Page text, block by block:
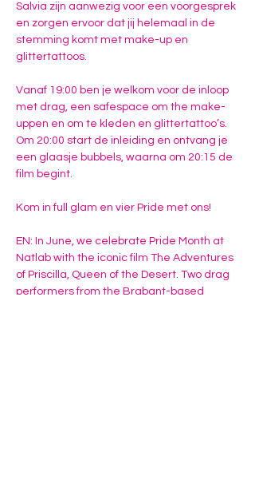
Salvia zijn aanwezig voor een voorgesprek
en zorgen ervoor dat jij helemaal in de
stemming komt met make-up en
glittertattoos.
Vanaf 19:00 ben je welkom voor de inloop
met drag, een safespace om the make-
uppen en om te kleden en glittertattoo’s.
Om 20:00 start de inleiding en ontvang je
een glaasje bubbels, waarna om 20:15 de
film begint.
Kom in full glam en vier Pride met ons!
EN: In June, we celebrate Pride Month at
Natlab with the iconic film The Adventures
of Priscilla, Queen of the Desert. Two drag
performers from the Brabant-based